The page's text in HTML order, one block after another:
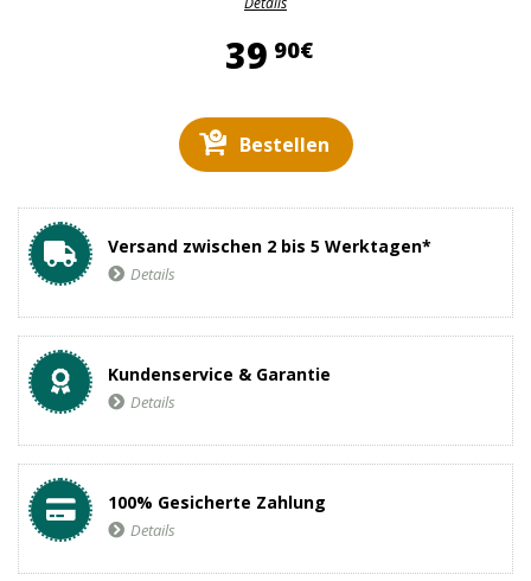
39 90€39,90 €
Bestellen
Versand zwischen 2 bis 5 Werktagen*
Details
Kundenservice & Garantie
Details
100% Gesicherte Zahlung
Details